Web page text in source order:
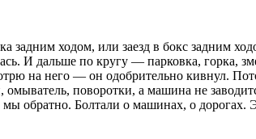
ходом, или заезд в бокс задним
И дальше по кругу — парковка, горка,
на него — он одобрительно кивнул.
поворотки, а машина не
обратно. Болтали о машинах, о